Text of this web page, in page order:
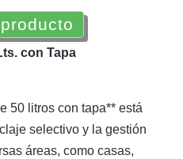
con Tapa
50 litros con tapa** está
selectivo y la gestión
áreas, como casas,